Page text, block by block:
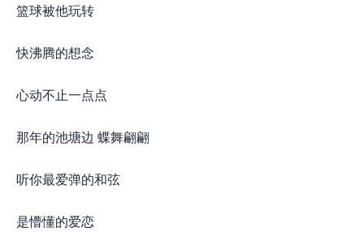
篮球被他玩转
快沸腾的想念
心动不止一点点
那年的池塘边 蝶舞翩翩
听你最爱弹的和弦
是懵懂的爱恋